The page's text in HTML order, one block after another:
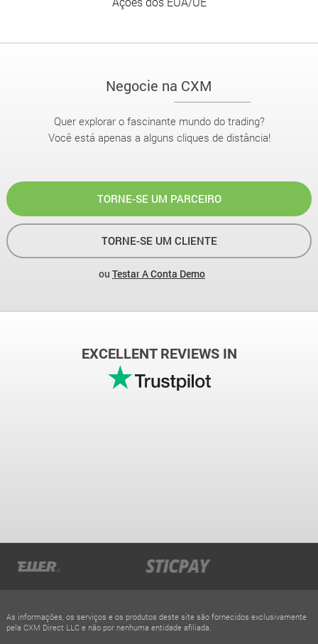
Negocie na CXM
Quer explorar o fascinante mundo do trading?
Você está apenas a alguns cliques de distância!
TORNE-SE UM PARCEIRO
TORNE-SE UM CLIENTE
ou Testar A Conta Demo
EXCELLENT REVIEWS IN
As informações, os serviços e os produtos deste site são fornecidos exclusivamente
pela CXM Direct LLC e não por nenhuma entidade afiliada.